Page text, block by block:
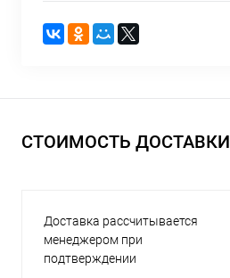
СТОИМОСТЬ ДОСТАВКИ
Доставка рассчитывается
менеджером при
подтверждении